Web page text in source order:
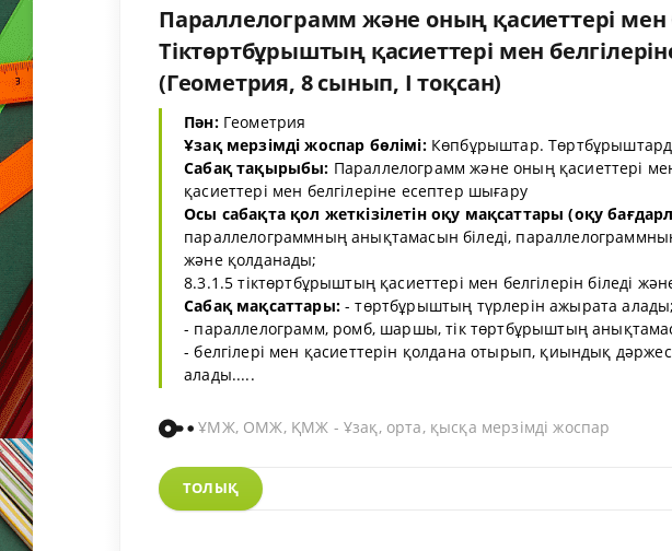
Параллелограмм және оның қасиеттері мен
Тіктөртбұрыштың қасиеттері мен
(Геометрия, 8 сынып, I тоқсан)
Пән:Геометрия
Ұзақ мерзімді жоспар бөлімі:Көпбұрыштар.
Сабақ тақырыбы: Параллелограмм және оның қасиеттері
қасиеттері мен белгілеріне есептер шығару
Осы сабақта қол жеткізілетін оқу мақсаттары (оқу
параллелограммның анықтамасын біледі,
және қолданады;
8.3.1.5 тіктөртбұрыштың қасиеттері мен белгілерін біледі
Сабақ мақсаттары:- төртбұрыштың түрлерін ажырата алады;
- параллелограмм, ромб, шаршы, тік төртбұрыштың
- белгілері мен қасиеттерін қолдана отырып, қиындық
алады.....
ҰМЖ, ОМЖ, ҚМЖ - Ұзақ, орта, қысқа мерзімді жоспар
ТОЛЫҚ